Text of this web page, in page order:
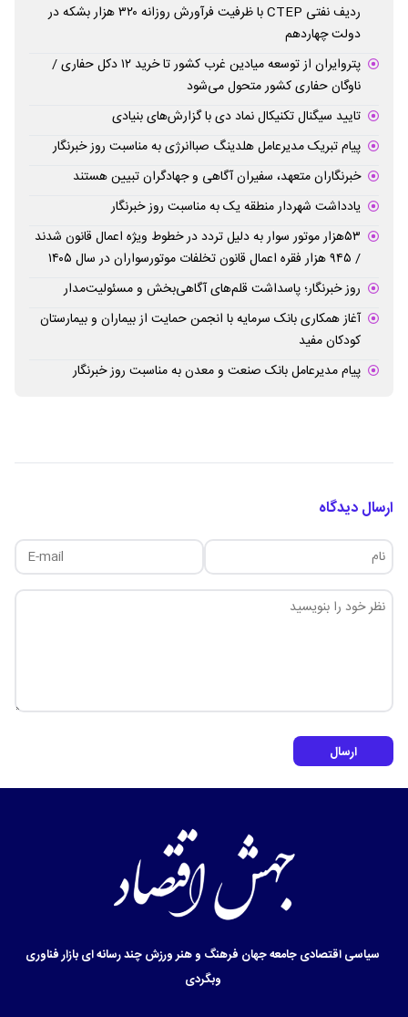
ردیف نفتی CTEP با ظرفیت فرآورش روزانه ۳۲۰ هزار بشکه در
دولت چهاردهم
پتروایران از توسعه میادین غرب کشور تا خرید ۱۲ دکل حفاری /
ناوگان حفاری کشور متحول می‌شود
تایید سیگنال تکنیکال نماد دی با گزارش‌های بنیادی
پیام تبریک مدیرعامل هلدینگ صباانرژی به مناسبت روز خبرنگار
خبرنگاران متعهد، سفیران آگاهی و جهادگران تبیین هستند
یادداشت شهردار منطقه یک به مناسبت روز خبرنگار
۵۳هزار موتور سوار به دلیل تردد در خطوط ویژه اعمال قانون شدند
/ ۹۴۵ هزار فقره اعمال قانون تخلفات موتورسواران در سال ۱۴۰۵
روز خبرنگار؛ پاسداشت قلم‌های آگاهی‌بخش و مسئولیت‌مدار
آغاز همکاری بانک سرمایه با انجمن حمایت از بیماران و بیمارستان
کودکان مفید
پیام مدیرعامل بانک صنعت و معدن به مناسبت روز خبرنگار
ارسال دیدگاه
ارسال
سیاسیاقتصادیجامعهجهان فرهنگ و هنرورزشچند رسانه ایبازارفناوری
وبگردی